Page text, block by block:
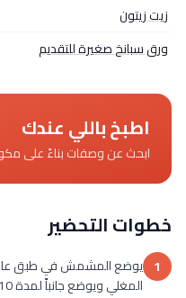
زيت زيتون
ورق سبانخ صغيرة للتقديم
اطبخ باللي عندك
ابحث عن وصفات بناءً على
خطوات التحضير
1 يوضع المشمش في طبق
المغلي ويوضع جانباً لمدة 10 دقائق لينقع ثم يصفى .